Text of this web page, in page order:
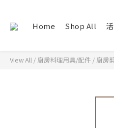
Home Shop All
View All / 廚房料理用具/配件 / 廚房